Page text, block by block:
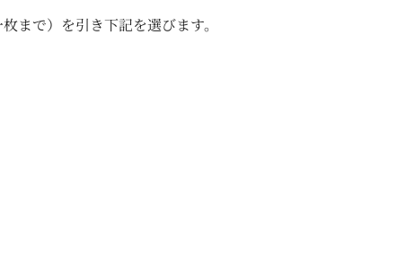
まで）を引き下記を選びます。